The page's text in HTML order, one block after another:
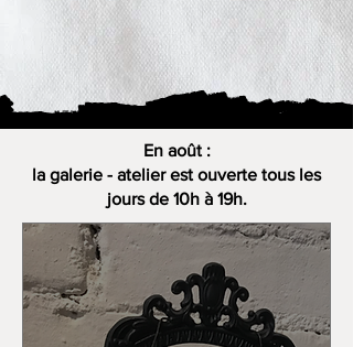
En août :
la galerie - atelier est ouverte tous les
jours de 10h à 19h.